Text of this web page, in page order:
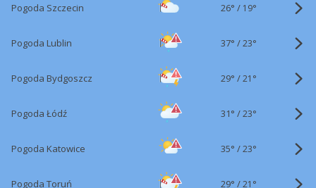
Pogoda Szczecin 26° / 19°
Pogoda Lublin 37° /23°
Pogoda Bydgoszcz 29° /21°
Pogoda Łódź 31° /23°
Pogoda Katowice 35° /23°
Pogoda Toruń 29° /21°